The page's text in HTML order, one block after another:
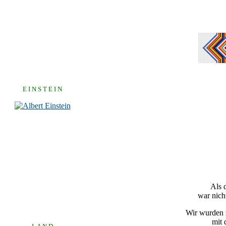
E I N S T E I N
Als
war
Wir wurden
mit